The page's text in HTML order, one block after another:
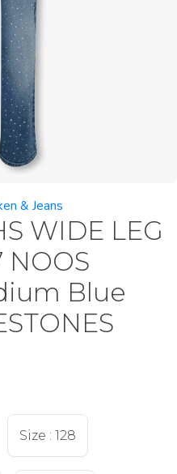
& Jeans
WIDE LEG
NOOS
Blue
Size : 128